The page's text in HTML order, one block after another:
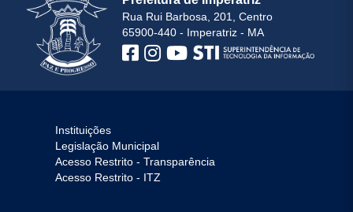
Rua Rui Barbosa, 201, Centro
65900-440 - Imperatriz - MA
Instituições
Legislação Municipal
Acesso Restrito - Transparência
Acesso Restrito - ITZ